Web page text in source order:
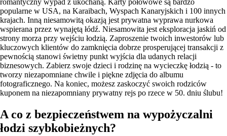
popularne w USA, na Karaibach, Wyspach Kanaryjskich i 100 innych
krajach. Inną niesamowitą okazją jest prywatna wyprawa nurkowa
wspierana przez wynajętą łódź. Niesamowita jest eksploracja jaskiń od
strony morza przy wejściu łodzią. Zaproszenie twoich inwestorów lub
kluczowych klientów do zamknięcia dobrze prosperującej transakcji z
pewnością stanowi świetny punkt wyjścia dla udanych relacji
biznesowych. Zabierz swoje dzieci i rodzinę na wycieczkę łodzią - to
tworzy niezapomniane chwile i piękne zdjęcia do albumu
fotograficznego. Na koniec, możesz zaskoczyć swoich rodziców
kuponem na niezapomniany prywatny rejs po rzece w 50. dniu ślubu!
A co z bezpieczeństwem na wypożyczalni
łodzi szybkobieżnych?